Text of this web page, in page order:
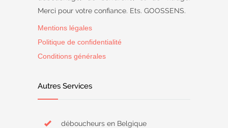
Merci pour votre confiance. Ets. GOOSSENS.
Mentions légales
Politique de confidentialité
Conditions générales
Autres Services
déboucheurs en Belgique